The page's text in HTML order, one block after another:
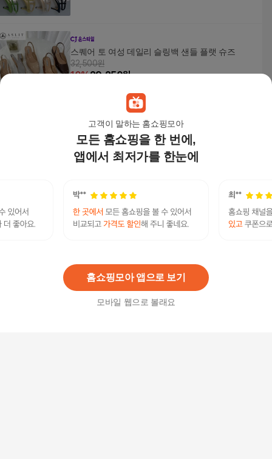
고객이 말하는 홈쇼핑모아
모든 홈쇼핑을 한 번에,
앱에서 최저가를 한눈에
홈쇼핑모아 앱으로 보기
모바일 웹으로 볼래요
스퀘어 토 여성 데일리 슬링백 샌들 플랫 슈즈
32,500원
10%29,250원
[브리치] / 수제화 양가죽 큐빅라인 샌들 뮬 슬리퍼
4cm
68,000원
[애슬릿] 커플 펀칭 아쿠아 젤리 슈즈 샌들(남성)